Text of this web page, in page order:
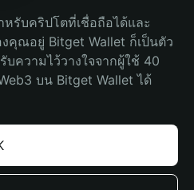
รับคริปโตที่เชื่อถือได้และ
คุณอยู่ Bitget Wallet ก็เป็นตัว
ความไว้วางใจจากผู้ใช้ 40
บน Bitget Wallet ได้